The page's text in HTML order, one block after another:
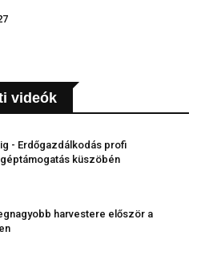
videók
- Erdőgazdálkodás profi
küszöbén
harvestere először a